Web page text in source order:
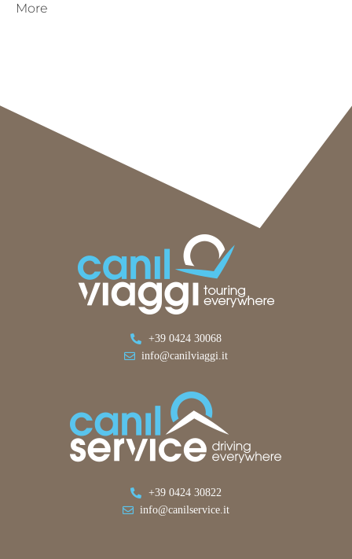
More
+39 0424 30068
info@canilviaggi.it
+39 0424 30822
info@canilservice.it